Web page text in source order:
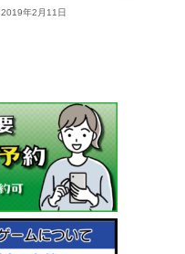
2019年2月11日